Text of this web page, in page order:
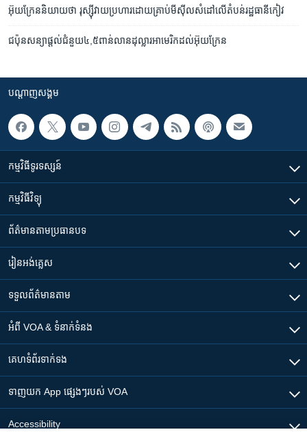
អ៊ុយក្រែន​និយាយ​ថា​ រុស្ស៊ី​វាយប្រហារ​ដោយ​គ្រាប់មីស៊ីល​សំដៅ​លើ​តំបន់​រដ្ឋធានី​កៀវ
ជប៉ុន​សន្យា​ផ្តល់​ជំនួយ​​៤,៥​ពាន់​លាន​ដុល្លារ​អាមេរិក​ដល់​អ៊ុយក្រែន​
បណ្តាញ​សង្គម
កម្មវិធី​ទូរទស្សន៍
កម្មវិធី​វិទ្យុ
ព័ត៌មាន​តាមប្រធានបទ​
រៀន​​អង់គ្លេស
ទទួល​ព័ត៌មាន​តាម
អំពី​ VOA & ទំនាក់ទំនង
គេហទំព័រ​​ទាក់ទង
ទាញយក​ App ផ្សេងៗ​របស់​ VOA
Accessibility